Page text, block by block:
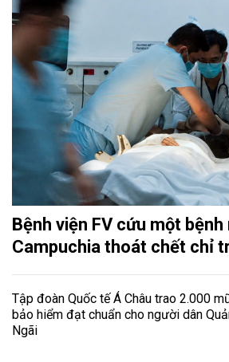
Bệnh viện FV cứu một bệnh
Campuchia thoát chết chỉ
Tập đoàn Quốc tế Á Châu trao 2.000
bảo hiểm đạt chuẩn cho người dân
Ngãi